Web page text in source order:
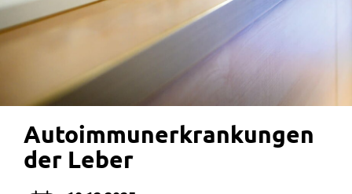
Autoimmunerkrankungen
der Leber